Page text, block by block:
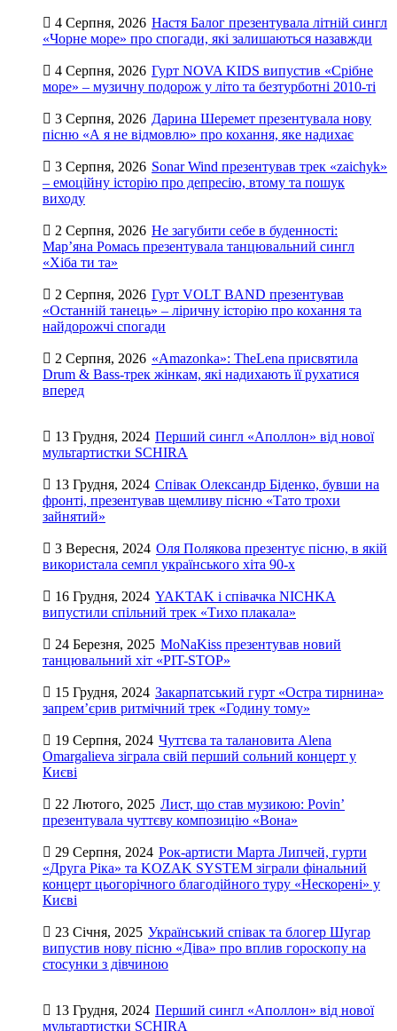
4 Серпня, 2026 Настя Балог презентувала літній сингл
«Чорне море» про спогади, які залишаються назавжди
4 Серпня, 2026 Гурт NOVA KIDS випустив «Срібне
море» – музичну подорож у літо та безтурботні 2010-ті
3 Серпня, 2026 Дарина Шеремет презентувала нову
пісню «А я не відмовлю» про кохання, яке надихає
3 Серпня, 2026 Sonar Wind презентував трек «zaichyk»
– емоційну історію про депресію, втому та пошук
виходу
2 Серпня, 2026 Не загубити себе в буденності:
Мар’яна Ромась презентувала танцювальний сингл
«Хіба ти та»
2 Серпня, 2026 Гурт VOLT BAND презентував
«Останній танець» – ліричну історію про кохання та
найдорожчі спогади
2 Серпня, 2026 «Amazonka»: TheLena присвятила
Drum & Bass-трек жінкам, які надихають її рухатися
вперед
13 Грудня, 2024 Перший сингл «Аполлон» від нової
мультартистки SCHIRA
13 Грудня, 2024 Співак Олександр Біденко, бувши на
фронті, презентував щемливу пісню «Тато трохи
зайнятий»
3 Вересня, 2024 Оля Полякова презентує пісню, в якій
використала семпл українського хіта 90-х
16 Грудня, 2024 YAKTAK і співачка NICHKA
випустили спільний трек «Тихо плакала»
24 Березня, 2025 MoNaKiss презентував новий
танцювальний хіт «PIT-STOP»
15 Грудня, 2024 Закарпатський гурт «Остра тирнина»
запрем’єрив ритмічний трек «Годину тому»
19 Серпня, 2024 Чуттєва та талановита Alena
Omargalieva зіграла свій перший сольний концерт у
Києві
22 Лютого, 2025 Лист, що став музикою: Povin’
презентувала чуттєву композицію «Вона»
29 Серпня, 2024 Рок-артисти Марта Липчей, гурти
«Друга Ріка» та KOZAK SYSTEM зіграли фінальний
концерт цьогорічного благодійного туру «Нескорені» у
Києві
23 Січня, 2025 Український співак та блогер Шугар
випустив нову пісню «Діва» про вплив гороскопу на
стосунки з дівчиною
13 Грудня, 2024 Перший сингл «Аполлон» від нової
мультартистки SCHIRA